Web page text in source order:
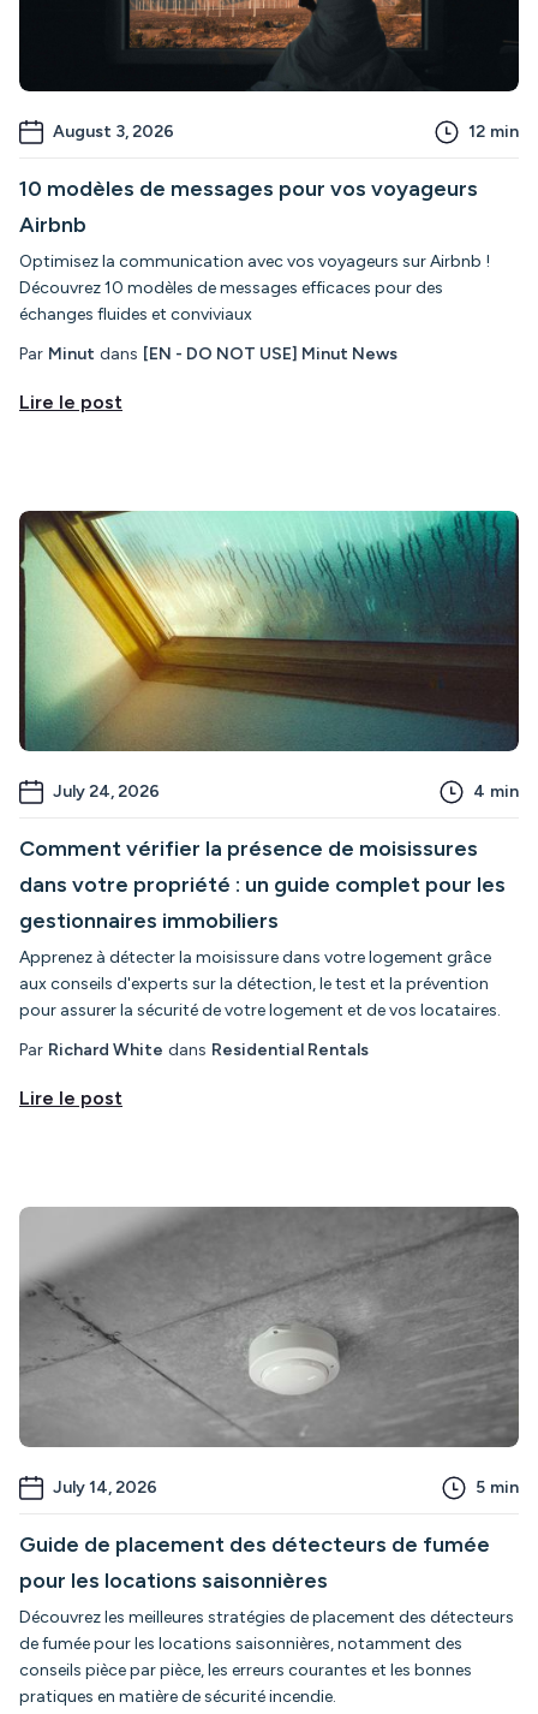
August 3, 2026 12 min
10 modèles de messages pour vos voyageurs
Airbnb
Optimisez la communication avec vos voyageurs sur Airbnb !
Découvrez 10 modèles de messages efficaces pour des
échanges fluides et conviviaux
Par Minut dans [EN - DO NOT USE] Minut News
Lire le post
July 24, 2026 4 min
Comment vérifier la présence de moisissures
dans votre propriété : un guide complet pour les
gestionnaires immobiliers
Apprenez à détecter la moisissure dans votre logement grâce
aux conseils d'experts sur la détection, le test et la prévention
pour assurer la sécurité de votre logement et de vos locataires.
Par Richard White dans Residential Rentals
Lire le post
July 14, 2026 5 min
Guide de placement des détecteurs de fumée
pour les locations saisonnières
Découvrez les meilleures stratégies de placement des détecteurs
de fumée pour les locations saisonnières, notamment des
conseils pièce par pièce, les erreurs courantes et les bonnes
pratiques en matière de sécurité incendie.